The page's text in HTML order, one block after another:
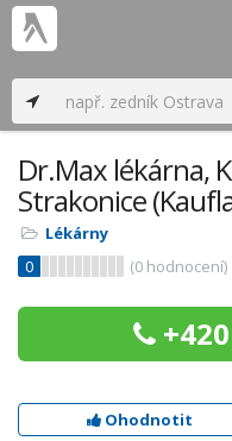
Dr.Max lékárna,
Strakonice
Lékárny
0
(0 hodnocení)
Ohodnotit